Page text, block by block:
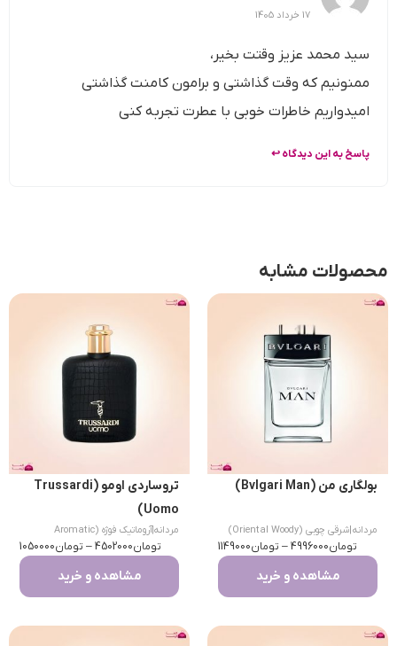
17 خرداد 1405
سید محمد عزیز وقتت بخیر،
ممنونیم که وقت گذاشتی و برامون کامنت گذاشتی
امیدواریم خاطرات خوبی با عطرت تجربه کنی
پاسخ به این دیدگاه ↩
محصولات مشابه
بولگاری من (Bvlgari Man)
مردانه|شرقی چوبی (Oriental Woody)
تومان4996000
– تومان1149000
مشاهده و خرید
تروساردی اومو (Trussardi
Uomo)
مردانه|
آروماتیک فوژه (Aromatic
Fougere)
تومان4502000
– تومان1050000
مشاهده و خرید